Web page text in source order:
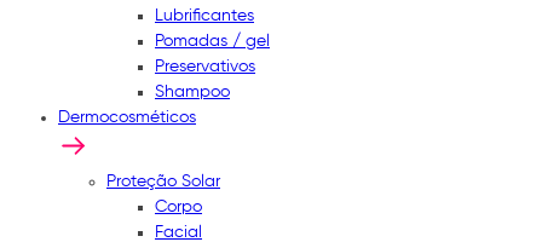
Lubrificantes
Pomadas / gel
Preservativos
Shampoo
Dermocosméticos
Proteção Solar
Corpo
Facial